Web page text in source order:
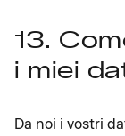
13.
i miei
Da noi i vostri